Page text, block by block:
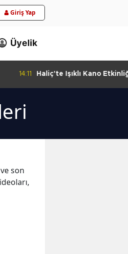
Giriş Yap
Üyelik
Haliç'te Işıklı Kano Etkinliği İlgi
son